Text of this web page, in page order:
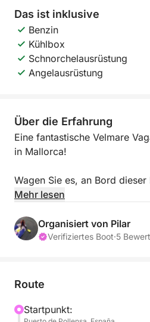
Das ist inklusive
Benzin
Kühlbox
Schnorchelausrüstung
Angelausrüstung
Über die Erfahrung
Eine fantastische Velmare
in Mallorca!
Wagen Sie es, an Bord
14 Meter langen und über 4
und Freunden. Genießen Sie
höchste Sicherheit.
und entspannen Sie sich mit
umbaubaren Salon und ein
Mehr lesen
Organisiert von Pilar
Verifiziertes Boot·5
Route
Startpunkt: